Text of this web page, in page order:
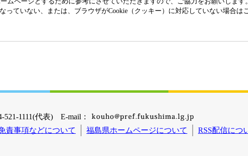
ていない、または、ブラウザがCookie（クッキー）に対応していない場合は
1111(代表) E-mail：
責事項などについて 福島県ホームページについて
RSS配信につ